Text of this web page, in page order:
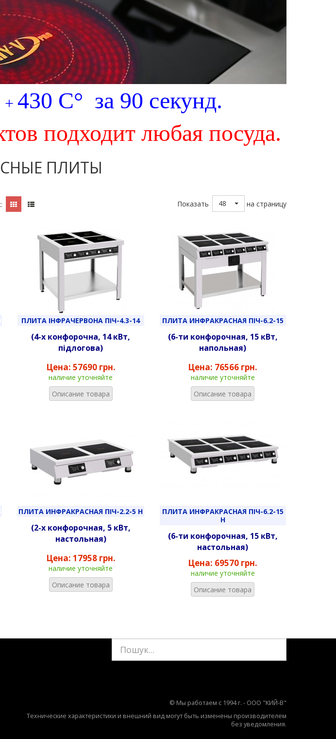
+ 430 С° за 90 секунд.
подходит любая посуда.
ПЛИТЫ
Показать 48 на страницу
ПЛИТА ІНФРАЧЕРВОНА ПІЧ-4.3-14
(4-х конфорочна, 14 кВт,
підлогова)
Цена: 57690 грн.
наличие уточняйте
Описание товара
ПЛИТА ИНФРАКРАСНАЯ ПІЧ-6.2-15
(6-ти конфорочная, 15 кВт,
напольная)
Цена: 76566 грн.
наличие уточняйте
Описание товара
ПЛИТА ИНФРАКРАСНАЯ ПІЧ-2.2-5 Н
(2-х конфорочная, 5 кВт,
настольная)
Цена: 17958 грн.
наличие уточняйте
Описание товара
ПЛИТА ИНФРАКРАСНАЯ ПІЧ-6.2-15
Н
(6-ти конфорочная, 15 кВт,
настольная)
Цена: 69570 грн.
наличие уточняйте
Описание товара
© Мы работаем с 1994 г. - ООО "КИЙ-В"
Технические характеристики и внешний вид могут быть изменены производителем
без уведомления.